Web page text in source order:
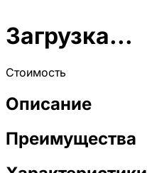
Загрузка...
Стоимость
Описание
Преимущества